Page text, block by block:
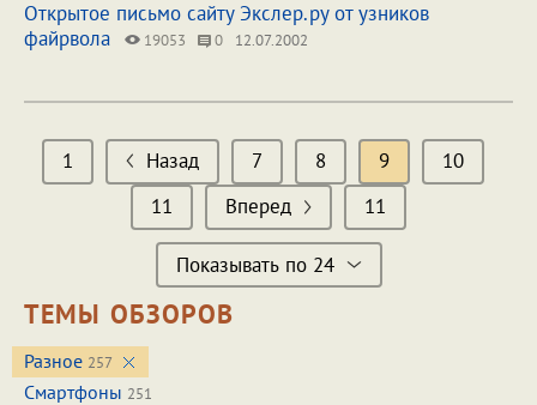
Открытое письмо сайту Экслер.ру от узников
файрвола
19053 0 12.07.2002
1 Назад 7 8 9
10
11
Вперед 11
Показывать по 24
ТЕМЫ ОБЗОРОВ
Разное 257
Смартфоны 251